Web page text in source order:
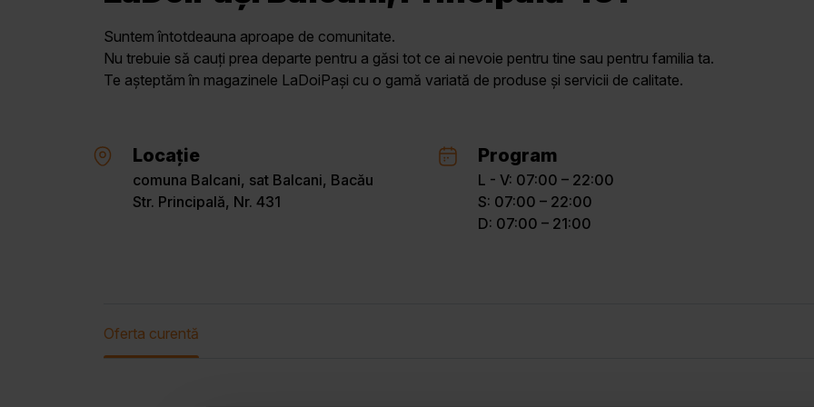
Suntem întotdeauna aproape de comunitate.
Nu trebuie să cauți prea departe pentru a găsi tot ce ai nevoie pentru tine sau pentru familia ta.
Te așteptăm în magazinele LaDoiPași cu o gamă variată de produse și servicii de calitate.
Locație
comuna Balcani, sat Balcani, Bacău
Str. Principală, Nr. 431
Program
L - V: 07:00 – 22:00
S: 07:00 – 22:00
D: 07:00 – 21:00
Oferta curentă